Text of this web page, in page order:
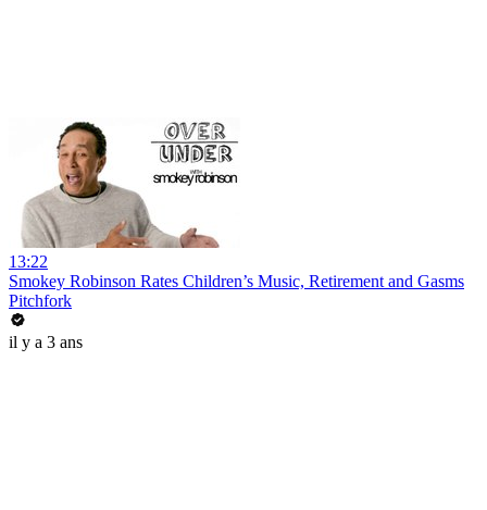
13:22
Smokey Robinson Rates Children’s Music, Retirement and Gasms
Pitchfork
il y a 3 ans